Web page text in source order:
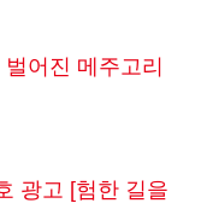
어진 메주고리
광고 [험한 길을